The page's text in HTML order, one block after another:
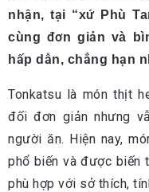
nhận, tại “xứ Phù
cùng đơn giản và
hấp dẫn, chẳng hạn
Tonkatsu là món thịt
đối đơn giản nhưng
người ăn. Hiện nay,
phổ biến và được biến
phù hợp với sở thích,